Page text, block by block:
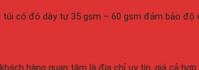
có độ dày tự 35 gsm – 60 gsm đảm bảo độ
hàng quan tâm là địa chỉ uy tín, giá cả hợp